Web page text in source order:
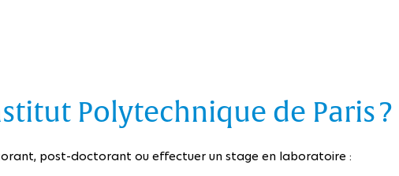
Polytechnique de Paris ?
post-doctorant ou effectuer un stage en laboratoire :